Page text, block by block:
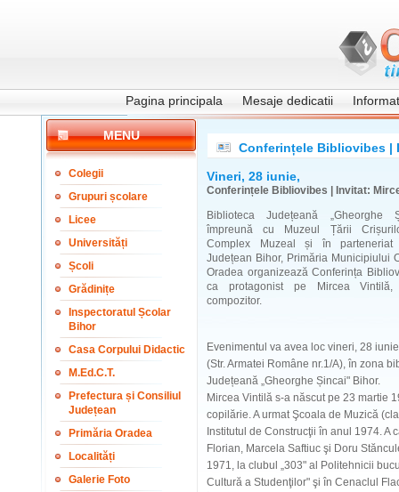
Pagina principala Mesaje dedicatii
MENU
Colegii
Grupuri școlare
Licee
Universități
Școli
Grădinițe
Inspectoratul Școlar
Bihor
Casa Corpului Didactic
M.Ed.C.T.
Prefectura și Consiliul
Județean
Primăria Oradea
Localități
Galerie Foto
Conferințele Bibliovibes |
Vineri, 28 iunie,
Conferințele Bibliovibes | Invitat:
Biblioteca Județeană „Gheorghe
împreună cu Muzeul Țării
Complex Muzeal și în
Județean Bihor, Primăria Municipiului
Oradea organizează Conferința
ca protagonist pe Mircea
compozitor.
Evenimentul va avea loc vineri, 28
(Str. Armatei Române nr.1/A), în zona
Județeană „Gheorghe Șincai" Bihor.
Mircea Vintilă s-a născut pe 23 martie
copilărie. A urmat Şcoala de Muzică
Institutul de Construcţii în anul 1974. A
Florian, Marcela Saftiuc şi Doru
1971, la clubul „303" al Politehnicii
Cultură a Studenţilor" şi în Cenaclul